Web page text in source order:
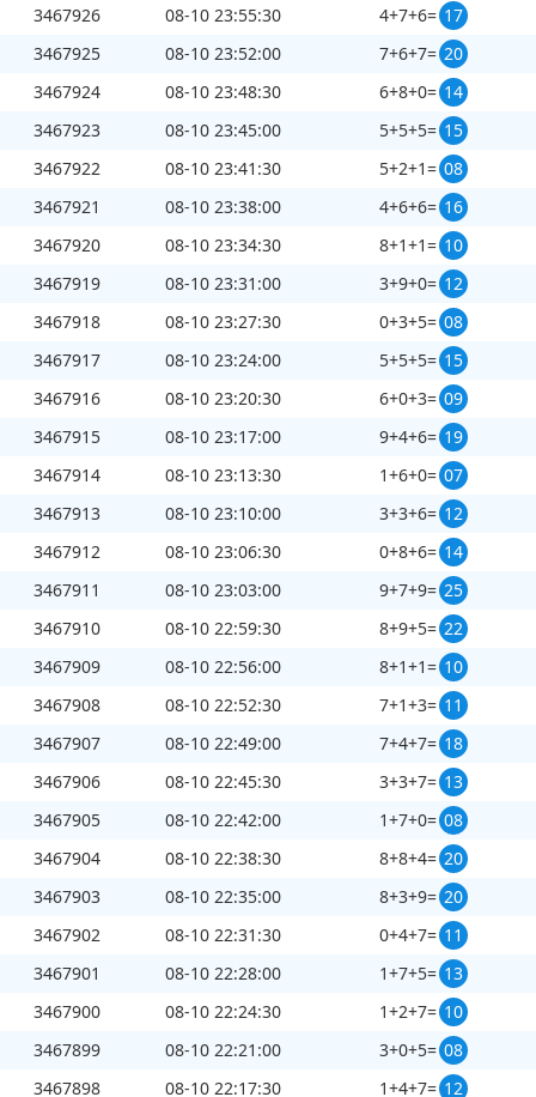
3467926
08-10 23:55:30 4+7+6= 17
3467925
08-10 23:52:00 7+6+7= 20
3467924
08-10 23:48:30 6+8+0= 14
3467923
08-10 23:45:00 5+5+5= 15
3467922
08-10 23:41:30 5+2+1= 08
3467921
08-10 23:38:00 4+6+6= 16
3467920
08-10 23:34:30 8+1+1= 10
3467919
08-10 23:31:00 3+9+0= 12
3467918
08-10 23:27:30 0+3+5= 08
3467917
08-10 23:24:00 5+5+5= 15
3467916
08-10 23:20:30 6+0+3= 09
3467915
08-10 23:17:00 9+4+6= 19
3467914
08-10 23:13:30 1+6+0= 07
3467913
08-10 23:10:00 3+3+6= 12
3467912
08-10 23:06:30 0+8+6= 14
3467911
08-10 23:03:00 9+7+9= 25
3467910
08-10 22:59:30 8+9+5= 22
3467909
08-10 22:56:00 8+1+1= 10
3467908
08-10 22:52:30 7+1+3= 11
3467907
08-10 22:49:00 7+4+7= 18
3467906
08-10 22:45:30 3+3+7= 13
3467905
08-10 22:42:00 1+7+0= 08
3467904
08-10 22:38:30 8+8+4= 20
3467903
08-10 22:35:00 8+3+9= 20
3467902
08-10 22:31:30 0+4+7= 11
3467901
08-10 22:28:00 1+7+5= 13
3467900
08-10 22:24:30 1+2+7= 10
3467899
08-10 22:21:00 3+0+5= 08
3467898
08-10 22:17:30 1+4+7= 12